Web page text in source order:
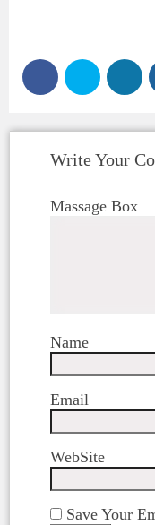
Write Your
Massage Box
Name
Email
WebSite
Save Your